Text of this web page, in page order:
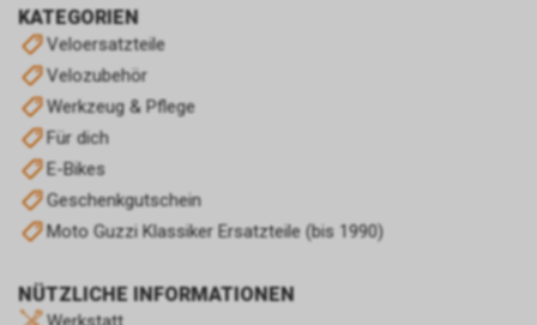
KATEGORIEN
Veloersatzteile
Velozubehör
Werkzeug & Pflege
Für dich
E-Bikes
Geschenkgutschein
Moto Guzzi Klassiker Ersatzteile (bis 1990)
NÜTZLICHE INFORMATIONEN